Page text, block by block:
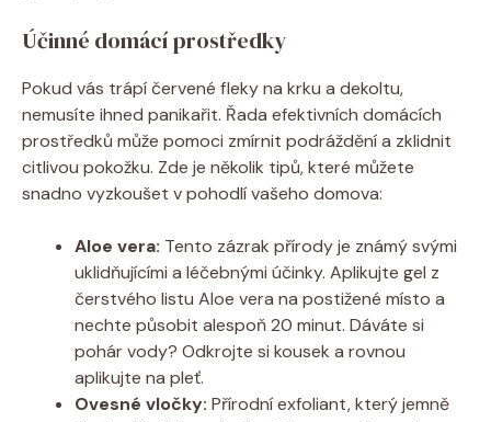
Účinné domácí prostředky
Pokud vás trápí červené fleky na krku a dekoltu,
nemusíte ihned panikařit. Řada efektivních domácích
prostředků může pomoci zmírnit podráždění a zklidnit
citlivou pokožku. Zde je několik tipů, které můžete
snadno vyzkoušet v pohodlí vašeho domova:
Aloe vera: Tento zázrak přírody je známý svými
uklidňujícími a léčebnými účinky. Aplikujte gel z
čerstvého listu Aloe vera na postižené místo a
nechte působit alespoň 20 minut. Dáváte si
pohár vody? Odkrojte si kousek a rovnou
aplikujte na pleť.
Ovesné vločky: Přírodní exfoliant, který jemně